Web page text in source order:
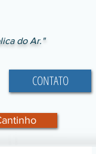
do Ar."
CONTATO